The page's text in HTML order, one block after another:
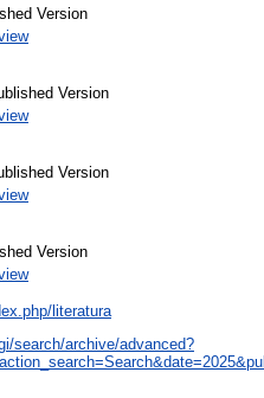
Version
Version
Version
Version
literatura
search/archive/advanced?